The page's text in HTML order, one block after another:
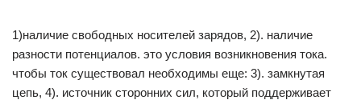
1)наличие свободных носителей зарядов, 2). наличие
разности потенциалов. это условия возникновения тока.
чтобы ток существовал необходимы еще: 3). замкнутая
цепь, 4). источник сторонних сил, который поддерживает